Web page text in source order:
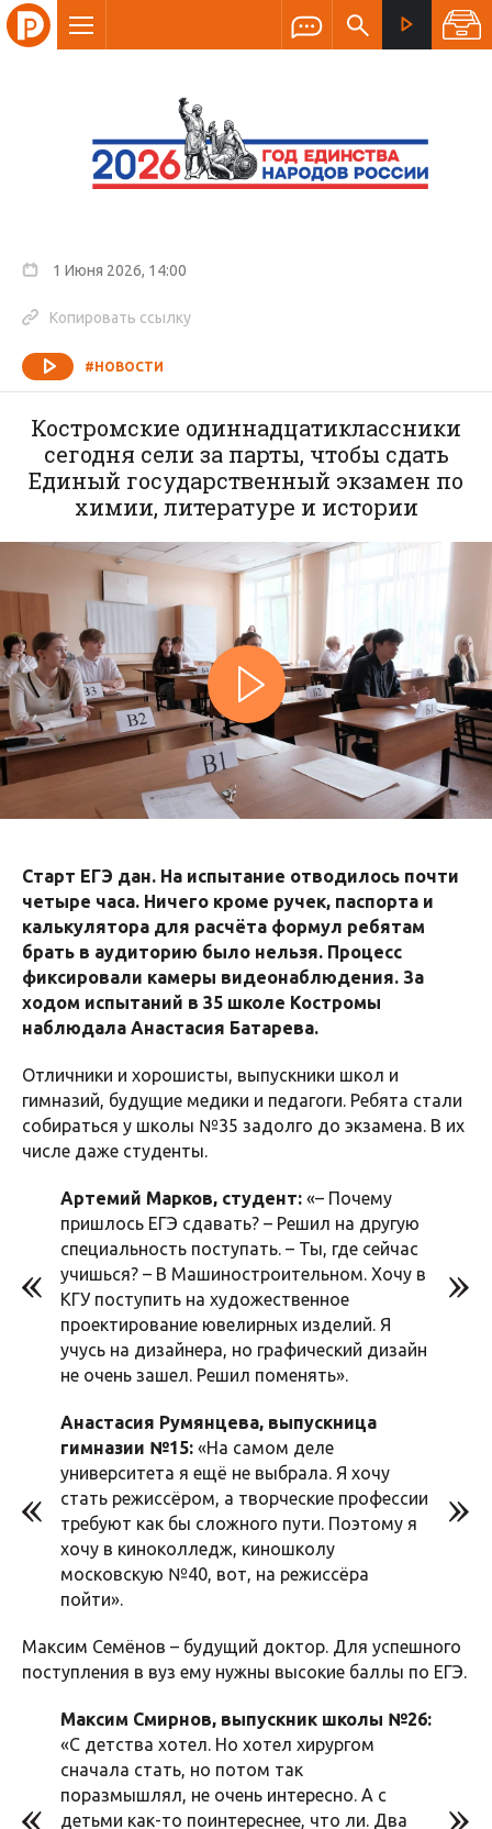
1 Июня 2026, 14:00
Копировать ссылку
#НОВОСТИ
Костромские одиннадцатиклассники
сегодня сели за парты, чтобы сдать
Единый государственный экзамен по
химии, литературе и истории
Старт ЕГЭ дан. На испытание отводилось почти
четыре часа. Ничего кроме ручек, паспорта и
калькулятора для расчёта формул ребятам
брать в аудиторию было нельзя. Процесс
фиксировали камеры видеонаблюдения. За
ходом испытаний в 35 школе Костромы
наблюдала Анастасия Батарева.
Отличники и хорошисты, выпускники школ и
гимназий, будущие медики и педагоги. Ребята стали
собираться у школы №35 задолго до экзамена. В их
числе даже студенты.
Артемий Марков, студент: «– Почему
пришлось ЕГЭ сдавать? – Решил на другую
специальность поступать. – Ты, где сейчас
учишься? – В Машиностроительном. Хочу в
КГУ поступить на художественное
проектирование ювелирных изделий. Я
учусь на дизайнера, но графический дизайн
не очень зашел. Решил поменять».
Анастасия Румянцева, выпускница
гимназии №15: «На самом деле
университета я ещё не выбрала. Я хочу
стать режиссёром, а творческие профессии
требуют как бы сложного пути. Поэтому я
хочу в киноколледж, киношколу
московскую №40, вот, на режиссёра
пойти».
Максим Семёнов – будущий доктор. Для успешного
поступления в вуз ему нужны высокие баллы по ЕГЭ.
Максим Смирнов, выпускник школы №26:
«С детства хотел. Но хотел хирургом
сначала стать, но потом так
поразмышлял, не очень интересно. А с
детьми как-то поинтереснее, что ли. Два